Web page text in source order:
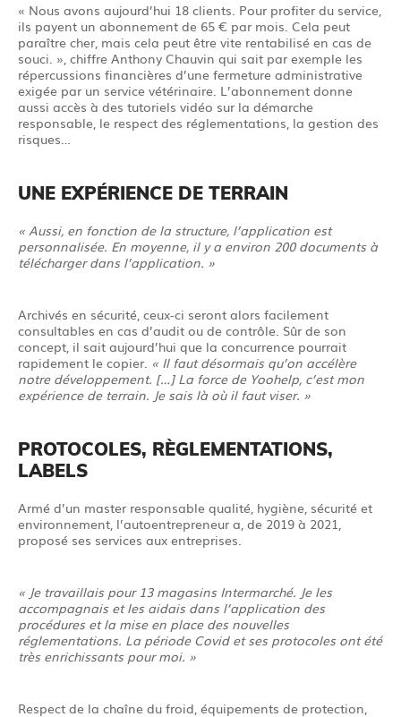
« Nous avons aujourd’hui 18 clients. Pour profiter du service,
ils payent un abonnement de 65 € par mois. Cela peut
paraître cher, mais cela peut être vite rentabilisé en cas de
souci. », chiffre Anthony Chauvin qui sait par exemple les
répercussions financières d’une fermeture administrative
exigée par un service vétérinaire. L’abonnement donne
aussi accès à des tutoriels vidéo sur la démarche
responsable, le respect des réglementations, la gestion des
risques…
UNE EXPÉRIENCE DE TERRAIN
« Aussi, en fonction de la structure, l’application est
personnalisée. En moyenne, il y a environ 200 documents à
télécharger dans l’application. »
Archivés en sécurité, ceux-ci seront alors facilement
consultables en cas d’audit ou de contrôle. Sûr de son
concept, il sait aujourd’hui que la concurrence pourrait
rapidement le copier. « Il faut désormais qu’on accélère
notre développement. […] La force de Yoohelp, c’est mon
expérience de terrain. Je sais là où il faut viser. »
PROTOCOLES, RÈGLEMENTATIONS,
LABELS
Armé d’un master responsable qualité, hygiène, sécurité et
environnement, l’autoentrepreneur a, de 2019 à 2021,
proposé ses services aux entreprises.
« Je travaillais pour 13 magasins Intermarché. Je les
accompagnais et les aidais dans l’application des
procédures et la mise en place des nouvelles
réglementations. La période Covid et ses protocoles ont été
très enrichissants pour moi. »
Respect de la chaîne du froid, équipements de protection,